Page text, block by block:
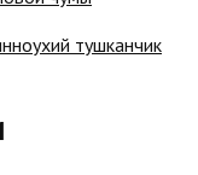
тушканчик